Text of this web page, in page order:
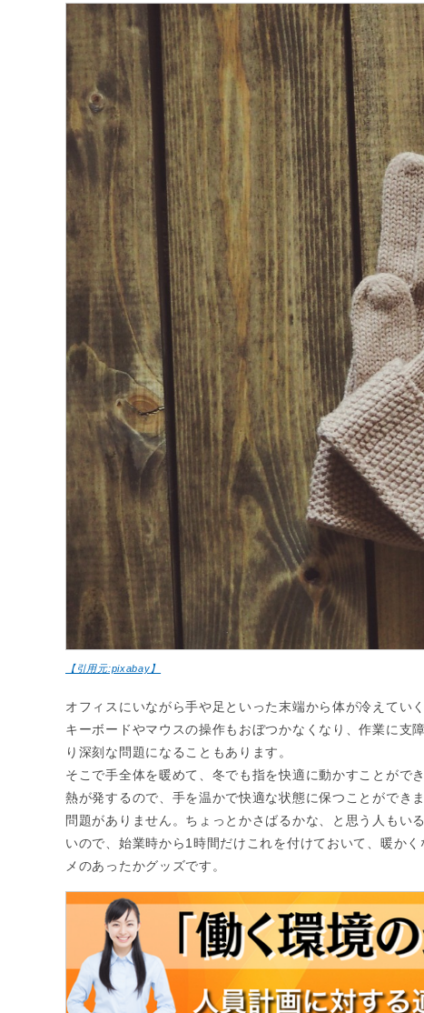
【引用元:pixabay】
オフィスにいながら手や足といった末端から体が冷えてい
キーボードやマウスの操作もおぼつかなくなり、作業に支
り深刻な問題になることもあります。
そこで手全体を暖めて、冬でも指を快適に動かすことがで
熱が発するので、手を温かで快適な状態に保つことができ
問題がありません。ちょっとかさばるかな、と思う人もい
いので、始業時から1時間だけこれを付けておいて、暖か
メのあったかグッズです。